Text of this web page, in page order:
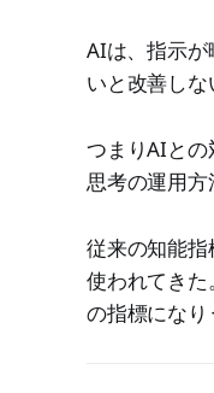
AIは、指示
いと改善しな
つまりAIとの
思考の運用方
従来の知能
使われてき
の指標になり